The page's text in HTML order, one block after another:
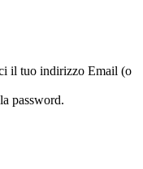
il tuo indirizzo Email (o
password.